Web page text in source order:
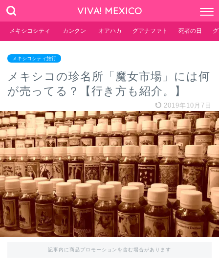
VIVA! MEXICO
メキシコシティ カンクン オアハカ グアナファト 死者の日
メキシコシティ旅行
メキシコの珍名所「魔女市場」には何
が売ってる？【行き方も紹介。】
2019年10月7日
記事内に商品プロモーションを含む場合があります